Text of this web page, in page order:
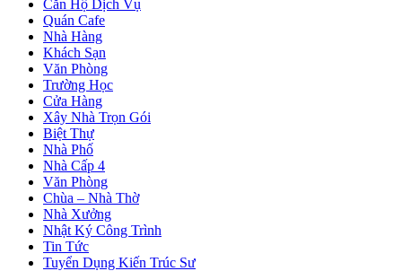
Căn Hộ Dịch Vụ
Quán Cafe
Nhà Hàng
Khách Sạn
Văn Phòng
Trường Học
Cửa Hàng
Xây Nhà Trọn Gói
Biệt Thự
Nhà Phố
Nhà Cấp 4
Văn Phòng
Chùa – Nhà Thờ
Nhà Xưởng
Nhật Ký Công Trình
Tin Tức
Tuyển Dụng Kiến Trúc Sư